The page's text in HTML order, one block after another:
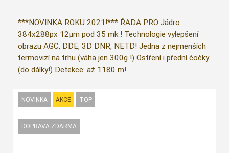
***NOVINKA ROKU 2021!*** ŘADA PRO Jádro
384x288px 12µm pod 35 mk ! Technologie vylepšení
obrazu AGC, DDE, 3D DNR, NETD! Jedna z nejmenších
termovizí na trhu (váha jen 300g !) Ostření i přední čočky
(do dálky!) Detekce: až 1180 m!